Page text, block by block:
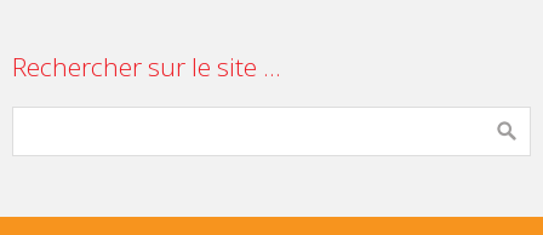
Rechercher sur le site …